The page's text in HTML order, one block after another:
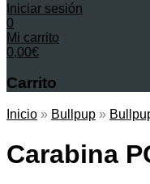
Iniciar sesión
0
Mi carrito
0,00€
Carrito
Inicio » Bullpup »
Carabina